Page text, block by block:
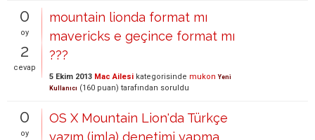
0
oy
2
cevap
mountain lionda format mı
mavericks e geçince format mı
???
5 Ekim 2013 Mac Ailesi kategorisinde mukon Yeni
Kullanıcı (160 puan) tarafından soruldu
0
oy
OS X Mountain Lion'da Türkçe
yazım (imla) denetimi yapma